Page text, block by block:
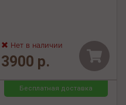
Нет в наличии
3900 р.
Бесплатная доставка